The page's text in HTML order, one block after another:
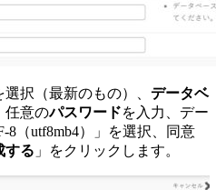
選択（最新のもの）、 データベ
任意のパスワードを入力、デー
8（utf8mb4）」を選択、同意
する 」をクリックします。